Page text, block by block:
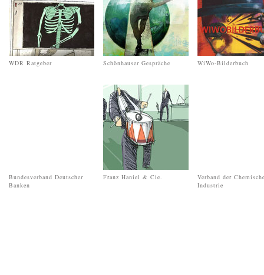
WDR Ratgeber Schönhauser Gespräche WiWo-Bilderbuch
Bundesverband Deutscher
Banken
Franz Haniel & Cie.
Verband der
Industrie